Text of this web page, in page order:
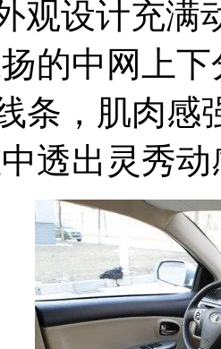
观设计充满
的中网上
条，肌肉感
透出灵秀